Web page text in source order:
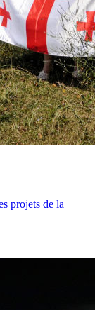
projets de la